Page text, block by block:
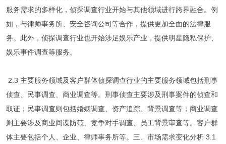
服务需求的多样化，侦探调查行业开始与其他领域进行跨界融合。例
如，与律师事务所、安全咨询公司等合作，提供更加全面的法律服
务。此外，侦探调查行业也开始涉足娱乐产业，提供明星隐私保护、
娱乐事件调查等服务。
2.3 主要服务领域及客户群体侦探调查行业的主要服务领域包括刑事
侦查、民事调查、商业调查等。刑事侦查主要涉及刑事案件的侦查和
取证；民事调查则包括婚姻调查、资产追踪、背景调查等；商业调查
则主要涉及商业间谍防范、竞争对手调查、员工背景审查等。客户群
体主要包括个人、企业、律师事务所等。三、市场需求变化分析 3.1